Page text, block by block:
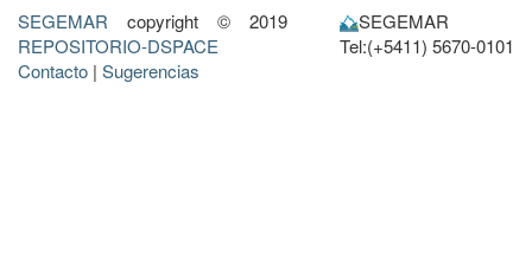
SEGEMAR copyright © 2019
REPOSITORIO-DSPACE
Contacto | Sugerencias
SEGEMAR
Tel:(+5411) 5670-0101